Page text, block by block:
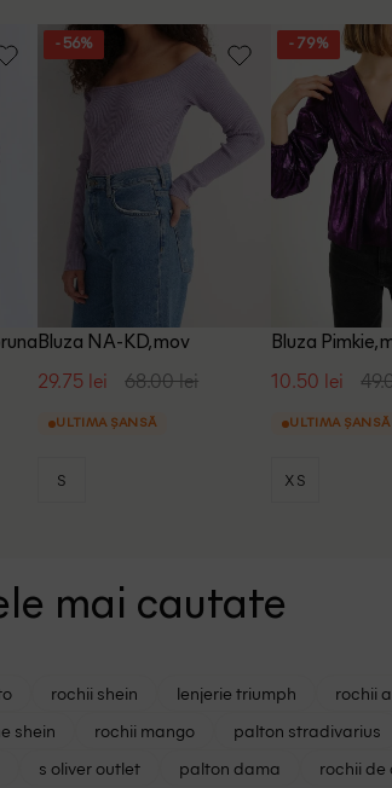
- 56%
Bluza NA-KD, mov
29.75 lei 68.00 lei
ULTIMA ȘANSĂ
S
- 79%
Bluza Pimkie,
10.50 lei
ULTIMA ȘANSĂ
XS
mai cautate
rochii shein lenjerie triumph rochii
shein rochii mango palton stradivarius
s oliver outlet palton dama rochii de